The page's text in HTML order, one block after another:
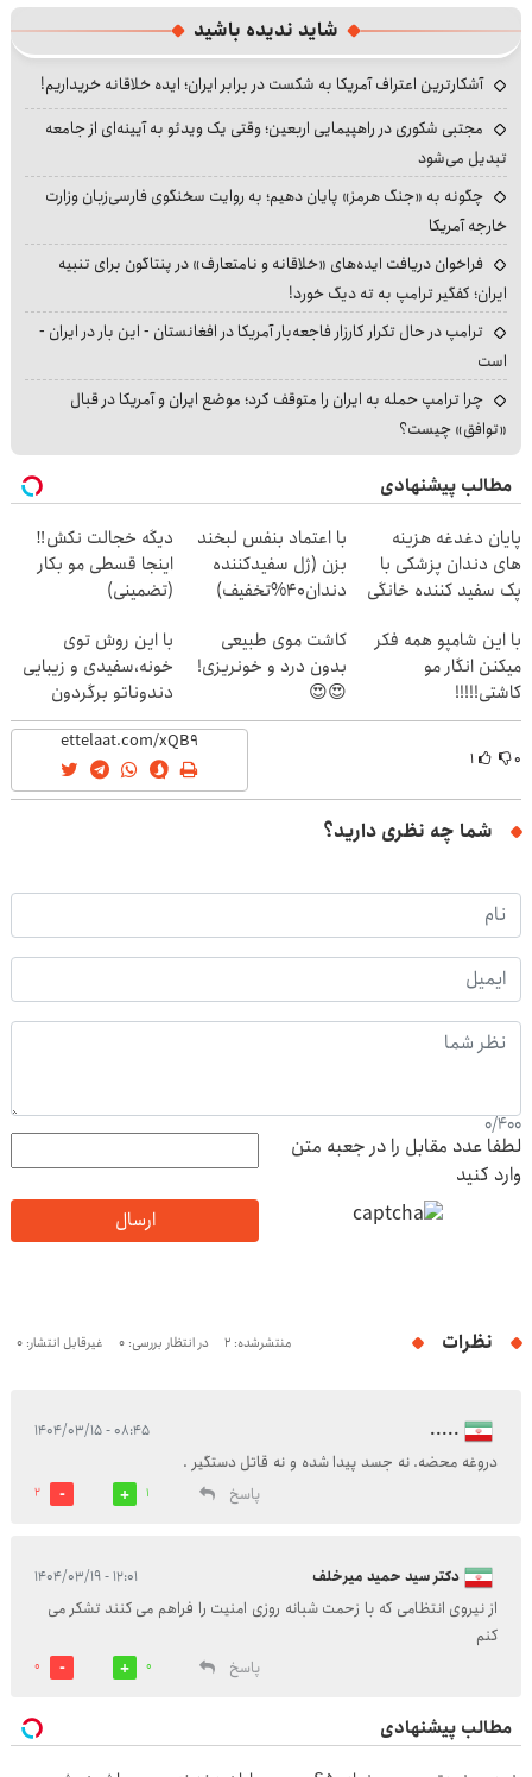
شاید ندیده باشید
آشکارترین اعتراف آمریکا به شکست در برابر ایران؛ ایده خلاقانه خریداریم!
مجتبی شکوری در راهپیمایی اربعین؛ وقتی یک ویدئو به آیینه‌ای از جامعه
تبدیل می‌شود
چگونه به «جنگ هرمز» پایان دهیم؛ به روایت سخنگوی فارسی‌زبان وزارت
خارجه آمریکا
فراخوان دریافت ایده‌های «خلاقانه و نامتعارف» در پنتاگون برای تنبیه
ایران؛ کفگیر ترامپ به ته دیگ خورد!
ترامپ در حال تکرار کارزار فاجعه‌بار آمریکا در افغانستان - این بار در ایران -
است
چرا ترامپ حمله به ایران را متوقف کرد؛ موضع ایران و آمریکا در قبال
«توافق» چیست؟
مطالب پیشنهادی
پایان دغدغه هزینه
های دندان پزشکی با
پک سفید کننده خانگی
با اعتماد بنفس لبخند
بزن (ژل سفیدکننده
دندان40%تخفیف)
دیگه خجالت نکش‼️
اینجا قسطی مو بکار
(تضمینی)
با این شامپو همه فکر
میکنن انگار مو
کاشتی!!!!!
کاشت موی طبیعی
بدون درد و خونریزی!
😍😍
با این روش توی
خونه،سفیدی و زیبایی
دندوناتو برگردون
(40%off)
۰ ۱
شما چه نظری دارید؟
0/400
لطفا عدد مقابل را در جعبه متن
وارد کنید
ارسال
نظرات منتشرشده: 2 در انتظار بررسی: 0 غیرقابل انتشار: 0
..... ۰۸:۴۵ - ۱۴۰۴/۰۳/۱۵
دروغه محضه. نه جسد پیدا شده و نه قاتل دستگیر .
پاسخ
1
2
دکتر سید حمید میرخلف ۱۲:۰۱ - ۱۴۰۴/۰۳/۱۹
از نیروی انتظامی که با زحمت شبانه روزی امنیت را فراهم می کنند تشکر می
کنم
پاسخ
0
0
مطالب پیشنهادی